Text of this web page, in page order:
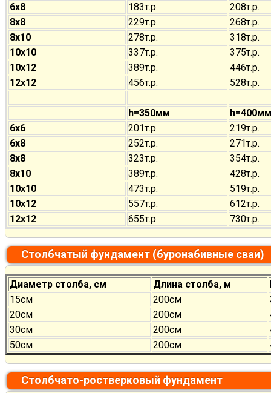
6х8
183т.р.
208т.р.
8х8
229т.р.
268т.р.
8х10
278т.р.
318т.р.
10х10
337т.р.
375т.р.
10х12
389т.р.
446т.р.
12х12
456т.р. 528т.р.
h=350мм
h=400мм
6х6
201т.р.
219т.р.
6х8
252т.р.
271т.р.
8х8
323т.р.
354т.р.
8х10
389т.р.
428т.р.
10х10
473т.р.
519т.р.
10х12
557т.р.
612т.р.
12х12
655т.р. 730т.р.
Столбчатый фундамент (буронабивные сваи)
Диаметр столба, см Длина столба, м
15см
200см
20см
200см
30см
200см
50см
200см
Столбчато-ростверковый фундамент